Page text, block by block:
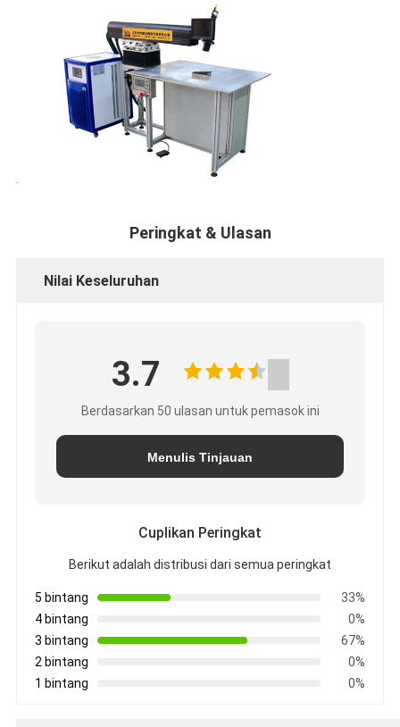
Peringkat & Ulasan
Nilai Keseluruhan
3.7
Berdasarkan 50 ulasan untuk pemasok ini
Menulis Tinjauan
Cuplikan Peringkat
Berikut adalah distribusi dari semua peringkat
5 bintang
33%
4 bintang
0%
3 bintang
67%
2 bintang
0%
1 bintang
0%